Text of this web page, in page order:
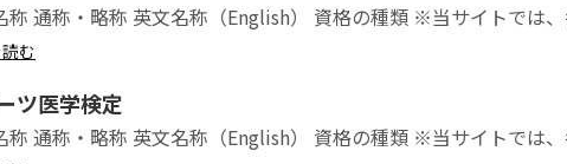
称 通称・略称 英文名称（English） 資格の種類 ※当サイトでは
む
ツ医学検定
称 通称・略称 英文名称（English） 資格の種類 ※当サイトでは